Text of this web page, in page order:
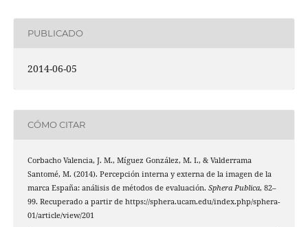
PUBLICADO
2014-06-05
CÓMO CITAR
Corbacho Valencia, J. M., Míguez González, M. I., & Valderrama
Santomé, M. (2014). Percepción interna y externa de la imagen de la
marca España: análisis de métodos de evaluación. Sphera Publica, 82–
99. Recuperado a partir de https://sphera.ucam.edu/index.php/sphera-
01/article/view/201